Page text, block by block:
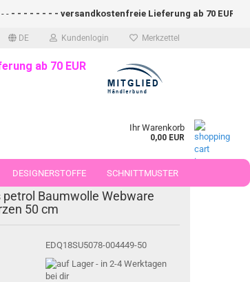
DE Kundenlogin Merkzettel
- - - - - - - versandkostenfreie Lieferung ab 70 EUR
ab 70 EUR
Ihr Warenkorb
0,00 EUR
DESIGNERSTOFFE SCHNITTMUSTER
Baumwolle Webware
50 cm
EDQ18SU5078-004449-50